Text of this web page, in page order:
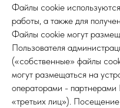
Файлы cookie
работы, а также для
Файлы cookie могут
Пользователя
(«собственные» файлы
могут размещаться на
операторами -
«третьих лиц»).